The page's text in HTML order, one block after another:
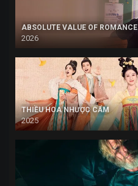
ABSOLUTE VALUE OF ROMANCE
2026
THIỀU HOA NHƯỢC CẨM
2025